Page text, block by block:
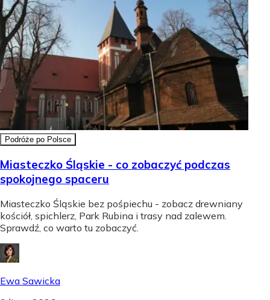
Podróże po Polsce
Miasteczko Śląskie - co zobaczyć podczas
spokojnego spaceru
Miasteczko Śląskie bez pośpiechu - zobacz drewniany
kościół, spichlerz, Park Rubina i trasy nad zalewem.
Sprawdź, co warto tu zobaczyć.
Ewa Sawicka